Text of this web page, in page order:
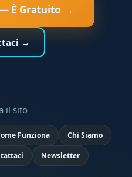
È Gratuito →
→
il sito
Funziona Chi Siamo
Newsletter